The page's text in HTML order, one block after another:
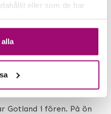
eller som de har
– Birka Gotland
Gotland i fören. På ön